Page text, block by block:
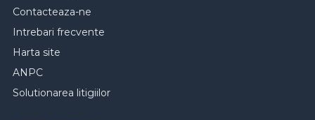
Contacteaza-ne
Intrebari frecvente
Harta site
ANPC
Solutionarea litigiilor